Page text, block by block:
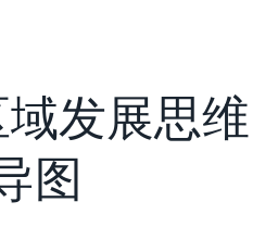
发展思维
图